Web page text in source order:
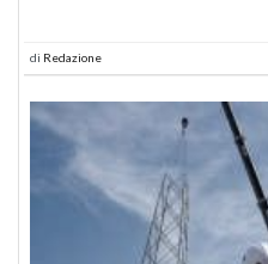
di Redazione